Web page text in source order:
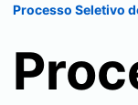
Processo Seletivo